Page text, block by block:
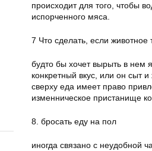
происходит для того, чтобы
испорченного мяса.
7 Что сделать, если животное
будто бы хочет вырыть в нем
конкретный вкус, или он сыт
сверху еда имеет право
изменническое пристанище
8. бросать еду на пол
иногда связано с неудобной